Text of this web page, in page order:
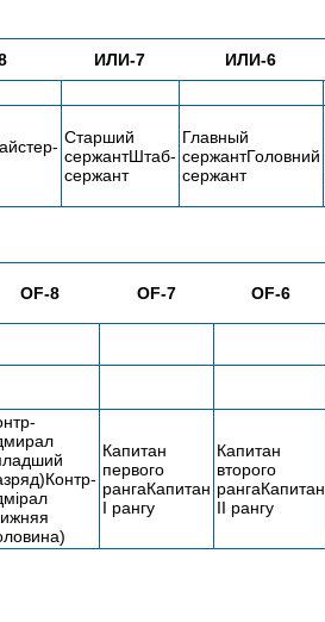
ИЛИ-7 ИЛИ-6
Старший
сержантШтаб-
сержант
Главный
сержантГоловний
сержант
OF-8 OF-7 OF-6
Капитан
первого
рангаКапитан
I рангу
Капитан
второго
рангаКапитан
II рангу